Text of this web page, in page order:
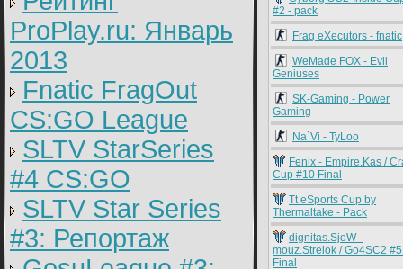
ProPlay.ru: Январь
2013
Fnatic FragOut
CS:GO League
SLTV StarSeries
#4 CS:GO
SLTV Star Series
#3: Репортаж
#2 - pack
Frag eXecutors - fnatic
WeMade FOX - Evil
Geniuses
SK-Gaming - Power
Gaming
Na`Vi - TyLoo
Fenix - Empire.Kas /
Cup #10 Final
Tt eSports Cup by
Thermaltake - Pack
dignitas.SjoW -
mouz.Strelok / Go4SC2
Final